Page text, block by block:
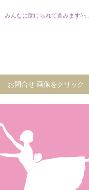
みんなに助けられて進みます^ ̵...
お問合せ 画像をクリック